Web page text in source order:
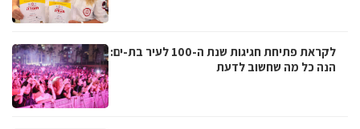
לקראת פתיחת חגיגות שנת ה-100 לעיר בת-ים:
הנה כל מה שחשוב לדעת